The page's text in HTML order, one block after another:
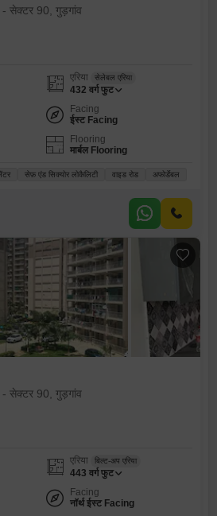
- सेक्टर 90, गुड़गांव
एरिया सेलेबल एरिया
432 वर्ग फुट
Facing
ईस्ट Facing
Flooring
मार्बल Flooring
सेफ़ एंड सिक्योर लोकैलिटी वाइड रोड अफोर्डेबल
- सेक्टर 90, गुड़गांव
एरिया बिल्ट-अप एरिया
443 वर्ग फुट
Facing
नॉर्थ ईस्ट Facing